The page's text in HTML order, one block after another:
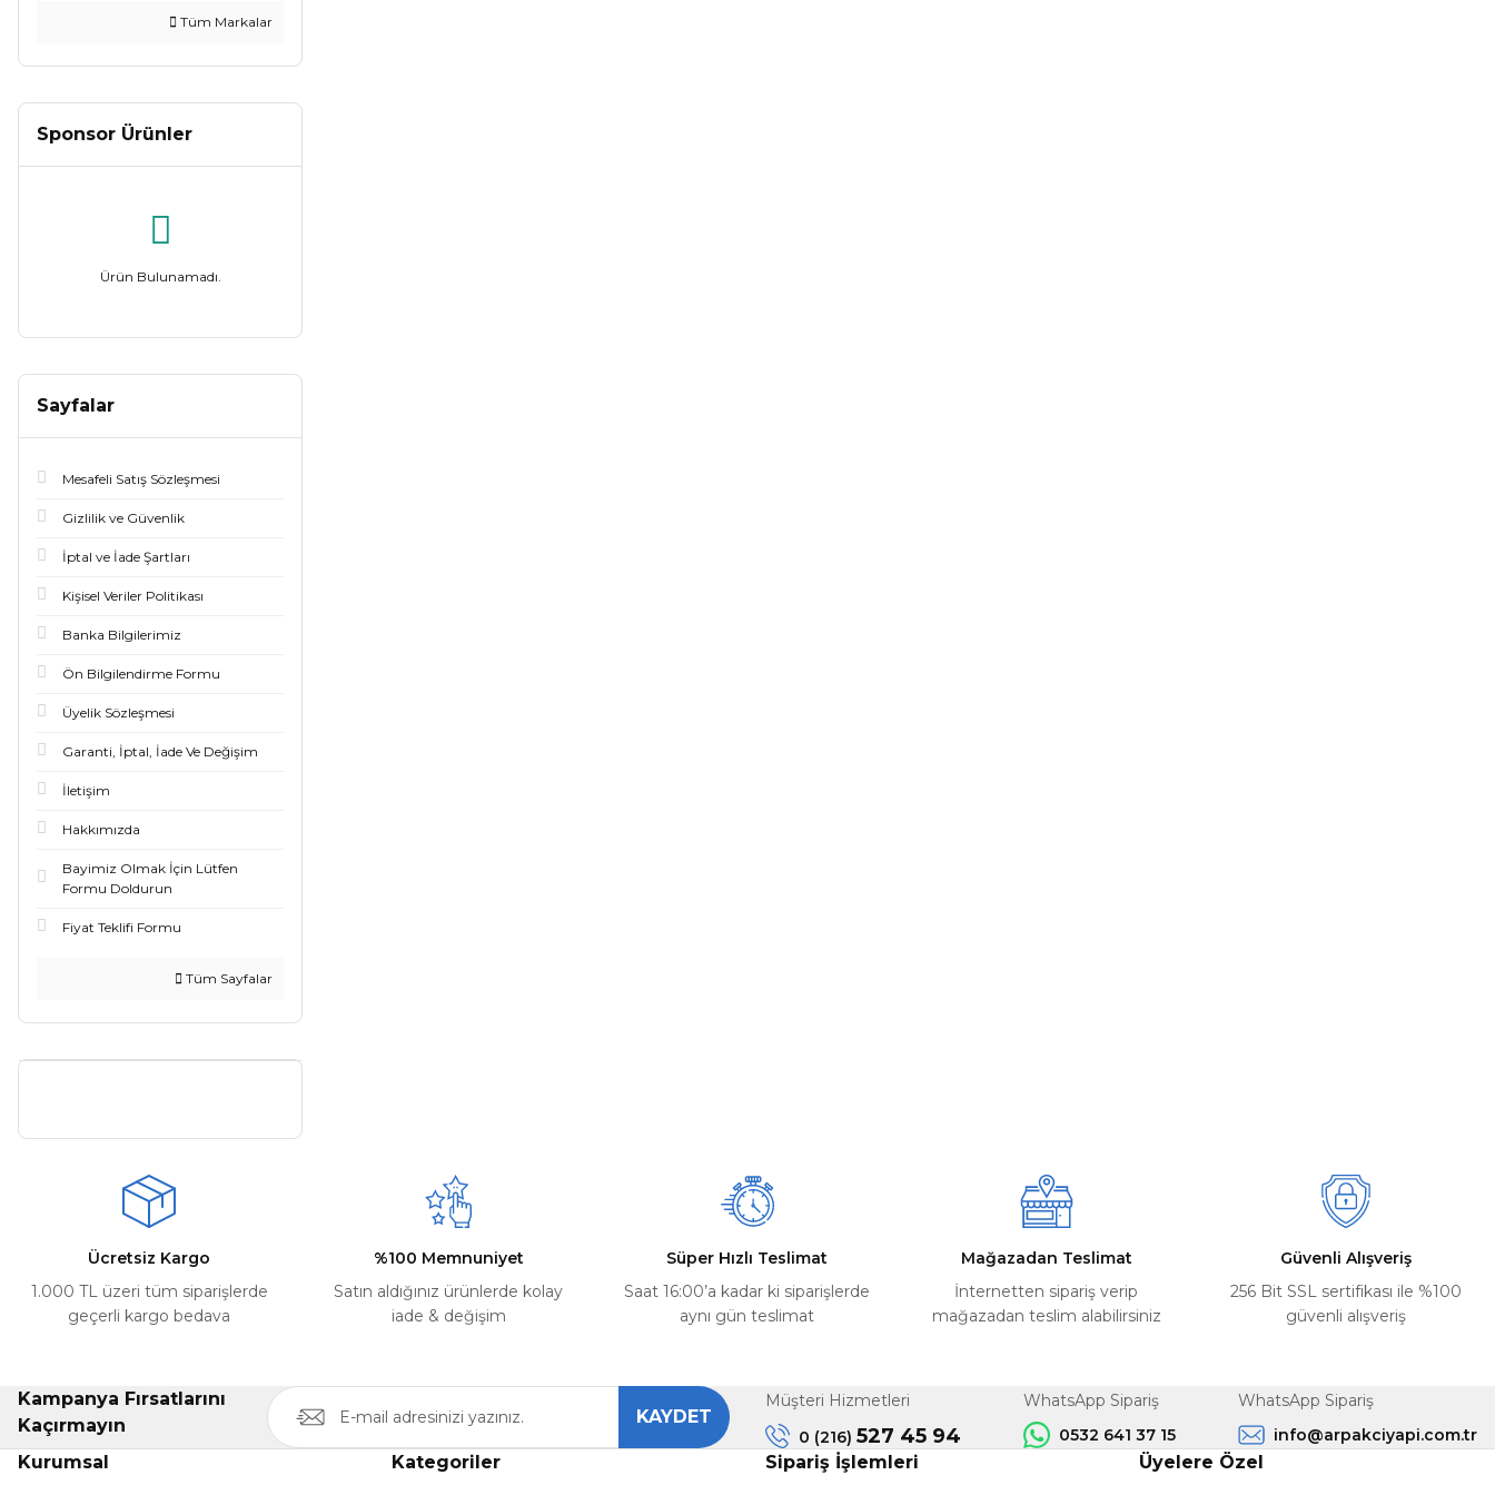
Tüm Markalar
Sponsor Ürünler
Ürün Bulunamadı.
Sayfalar
Mesafeli Satış Sözleşmesi
Gizlilik ve Güvenlik
İptal ve İade Şartları
Kişisel Veriler Politikası
Banka Bilgilerimiz
Ön Bilgilendirme Formu
Üyelik Sözleşmesi
Garanti, İptal, İade Ve Değişim
İletişim
Hakkımızda
Bayimiz Olmak İçin Lütfen
Formu Doldurun
Fiyat Teklifi Formu
Tüm Sayfalar
Ücretsiz Kargo
1.000 TL üzeri tüm siparişlerde
geçerli kargo bedava
%100 Memnuniyet
Satın aldığınız ürünlerde kolay
iade & değişim
Süper Hızlı Teslimat
Saat 16:00’a kadar ki siparişlerde
aynı gün teslimat
Mağazadan Teslimat
İnternetten sipariş verip
mağazadan teslim alabilirsiniz
Güvenli Alışveriş
256 Bit SSL sertifikası ile %100
güvenli alışveriş
Kampanya Fırsatlarını
Kaçırmayın
KAYDET
Müşteri Hizmetleri
0 (216) 527 45 94
WhatsApp Sipariş
0532 641 37 15
WhatsApp Sipariş
info@arpakciyapi.com.tr
Kurumsal Kategoriler Sipariş İşlemleri Üyelere Özel